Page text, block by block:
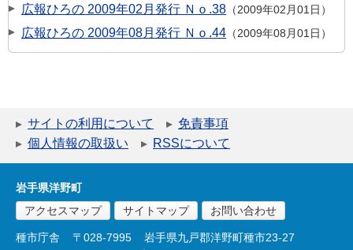
広報ひろの 2009年02月発行 Ｎｏ.38 2009年02月01日
広報ひろの 2009年08月発行 Ｎｏ.44 2009年08月01日
サイトの利用について
免責事項
個人情報の取扱い
RSSについて
岩手県洋野町
アクセスマップ
サイトマップ お問い合わせ
種市庁舎 〒028-7995
岩手県九戸郡洋野町種市23-27